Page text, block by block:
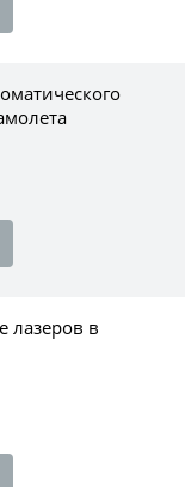
лазеров в